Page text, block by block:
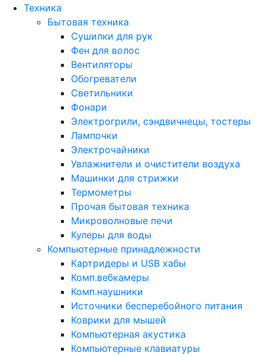
Техника
Бытовая техника
Сушилки для рук
Фен для волос
Вентиляторы
Обогреватели
Светильники
Фонари
Электрогрили, сэндвичнецы, тостеры
Лампочки
Электрочайники
Увлажнители и очистители воздуха
Машинки для стрижки
Термометры
Прочая бытовая техника
Микроволновые печи
Кулеры для воды
Компьютерные принадлежности
Картридеры и USB хабы
Комп.вебкамеры
Комп.наушники
Источники бесперебойного питания
Коврики для мышей
Компьютерная акустика
Компьютерные клавиатуры